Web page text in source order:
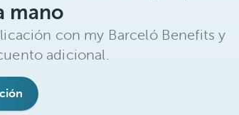
mano
con my Barceló Benefits y
adicional.